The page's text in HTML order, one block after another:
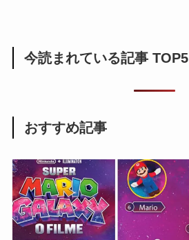
今読まれている記事 TOP5
おすすめ記事